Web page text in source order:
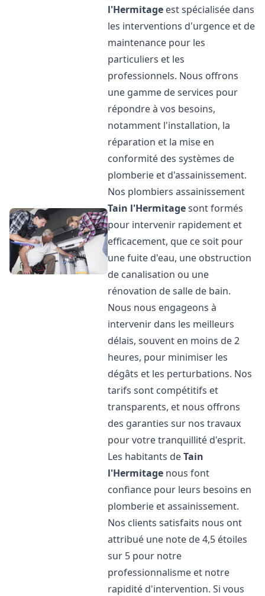
l'Hermitage est spécialisée dans
les interventions d'urgence et de
maintenance pour les
particuliers et les
professionnels. Nous offrons
une gamme de services pour
répondre à vos besoins,
notamment l'installation, la
réparation et la mise en
conformité des systèmes de
plomberie et d'assainissement.
Nos plombiers assainissement
Tain l'Hermitagesont formés
pour intervenir rapidement et
efficacement, que ce soit pour
une fuite d'eau, une obstruction
de canalisation ou une
rénovation de salle de bain.
Nous nous engageons à
intervenir dans les meilleurs
délais, souvent en moins de 2
heures, pour minimiser les
dégâts et les perturbations. Nos
tarifs sont compétitifs et
transparents, et nous offrons
des garanties sur nos travaux
pour votre tranquillité d'esprit.
Les habitants deTain
l'Hermitage nous font
confiance pour leurs besoins en
plomberie et assainissement.
Nos clients satisfaits nous ont
attribué une note de 4,5 étoiles
sur 5 pour notre
professionnalisme et notre
rapidité d'intervention. Si vous